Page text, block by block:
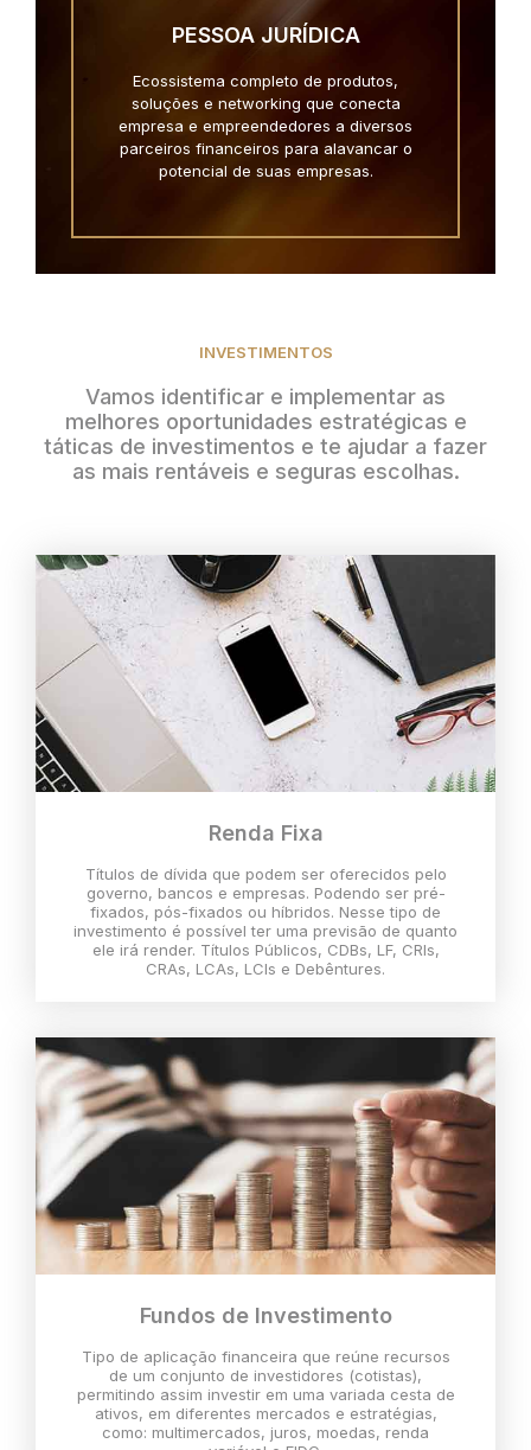
PESSOA JURÍDICA
Ecossistema completo de produtos,
soluções e networking que conecta
empresa e empreendedores a diversos
parceiros financeiros para alavancar o
potencial de suas empresas.
INVESTIMENTOS
Vamos identificar e implementar as
melhores oportunidades estratégicas e
táticas de investimentos e te ajudar a fazer
as mais rentáveis e seguras escolhas.
Renda Fixa
Títulos de dívida que podem ser oferecidos pelo
governo, bancos e empresas. Podendo ser pré-
fixados, pós-fixados ou híbridos. Nesse tipo de
investimento é possível ter uma previsão de quanto
ele irá render. Títulos Públicos, CDBs, LF, CRIs,
CRAs, LCAs, LCIs e Debêntures.
Fundos de Investimento
Tipo de aplicação financeira que reúne recursos
de um conjunto de investidores (cotistas),
permitindo assim investir em uma variada cesta de
ativos, em diferentes mercados e estratégias,
como: multimercados, juros, moedas, renda